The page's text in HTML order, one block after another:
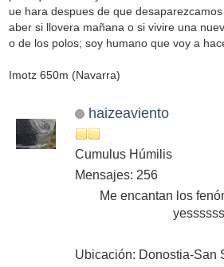
ue hara despues de que
aber si llovera mañana o si vivire una
o de los polos; soy humano que voy a
Imotz 650m (Navarra)
haizeaviento
Cumulus Húmilis
Mensajes: 256
Me encantan los
Ubicación: Donostia-San